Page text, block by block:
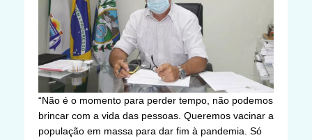
“Não é o momento para perder tempo, não podemos
brincar com a vida das pessoas. Queremos vacinar a
população em massa para dar fim à pandemia. Só